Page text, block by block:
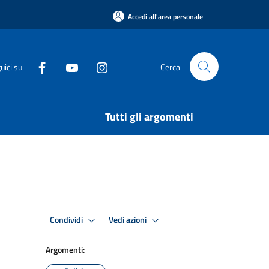
Accedi all'area personale
su Cerca
Tutti gli argomenti
Condividi Vedi azioni
Argomenti: